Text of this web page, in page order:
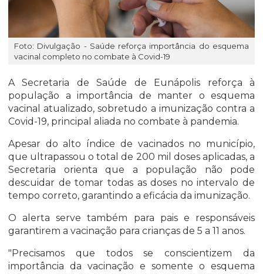
Foto: Divulgação - Saúde reforça importância do esquema
vacinal completo no combate à Covid-19
A Secretaria de Saúde de Eunápolis reforça à
população a importância de manter o esquema
vacinal atualizado, sobretudo a imunização contra a
Covid-19, principal aliada no combate à pandemia.
Apesar do alto índice de vacinados no município,
que ultrapassou o total de 200 mil doses aplicadas, a
Secretaria orienta que a população não pode
descuidar de tomar todas as doses no intervalo de
tempo correto, garantindo a eficácia da imunização.
O alerta serve também para pais e responsáveis
garantirem a vacinação para crianças de 5 a 11 anos.
"Precisamos que todos se conscientizem da
importância da vacinação e somente o esquema